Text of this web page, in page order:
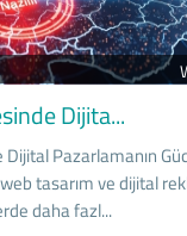
Dijita...
Pazarlamanın
tasarım ve dijital
daha fazl...